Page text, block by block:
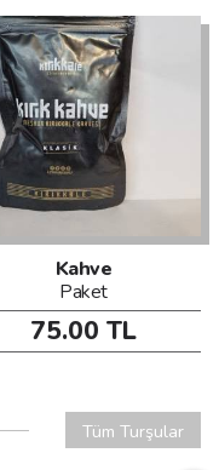
Kahve
Paket
75.00 TL
Tüm Turşular